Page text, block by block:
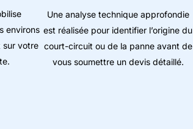
environs
sur votre
Une analyse technique approfondie
est réalisée pour identifier l’origine du
court-circuit ou de la panne avant de
vous soumettre un devis détaillé.